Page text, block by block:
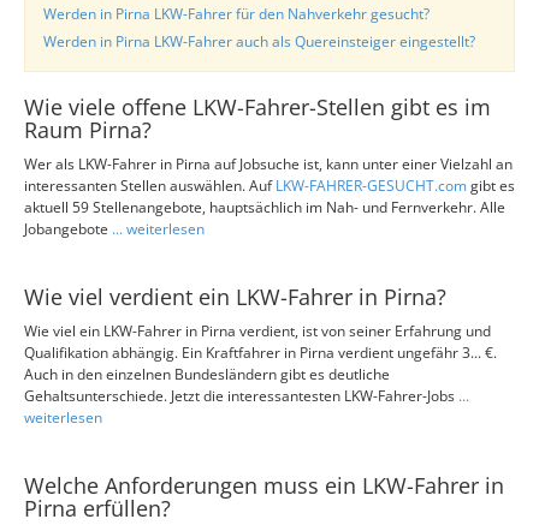
Werden in Pirna LKW-Fahrer für den Nahverkehr gesucht?
Werden in Pirna LKW-Fahrer auch als Quereinsteiger eingestellt?
Wie viele offene LKW-Fahrer-Stellen gibt es im
Raum Pirna?
Wer als LKW-Fahrer in Pirna auf Jobsuche ist, kann unter einer Vielzahl an
interessanten Stellen auswählen. AufLKW-FAHRER-GESUCHT.comgibt es
aktuell 59 Stellenangebote, hauptsächlich im Nah- und Fernverkehr. Alle
Jobangebote ... weiterlesen
Wie viel verdient ein LKW-Fahrer in Pirna?
Wie viel ein LKW-Fahrer in Pirna verdient, ist von seiner Erfahrung und
Qualifikation abhängig. Ein Kraftfahrer in Pirna verdient ungefähr 3... €.
Auch in den einzelnen Bundesländern gibt es deutliche
Gehaltsunterschiede. Jetzt die interessantesten LKW-Fahrer-Jobs ...
weiterlesen
Welche Anforderungen muss ein LKW-Fahrer in
Pirna erfüllen?